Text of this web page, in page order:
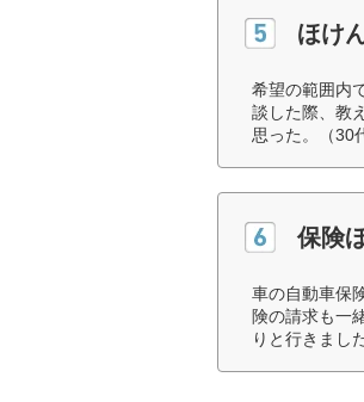
ほけ
希望の範囲内
談した際、教
思った。（30
保険
車の自動車保
険の請求も一
りと行きまし